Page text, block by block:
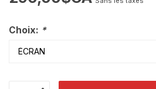
Choix: *